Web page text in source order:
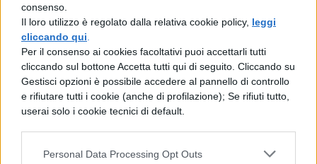
consenso.
Il loro utilizzo è regolato dalla relativa cookie policy, leggi
cliccando qui
Per il consenso ai cookies facoltativi puoi accettarli tutti
cliccando sul bottone Accetta tutti qui di seguito. Cliccando su
Gestisci opzioni è possibile accedere al pannello di controllo
e rifiutare tutti i cookie (anche di profilazione); Se rifiuti tutto,
userai solo i cookie tecnici di default.
Personal Data Processing Opt Outs
• Le macromolecole informazionali sono
costituite da acido deossiribonucleico o
DNA, salvo rarissimi casi nei quali risultano
invece costituite da acido ribonucleico
RNA.
• Gli organismi prelevano dall'ambiente
sostanze ed energia che utilizzano in vario